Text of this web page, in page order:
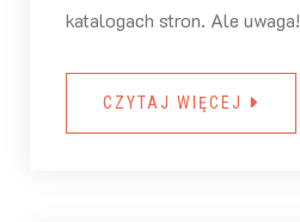
katalogach stron. Ale
CZYTAJ WIĘCEJ